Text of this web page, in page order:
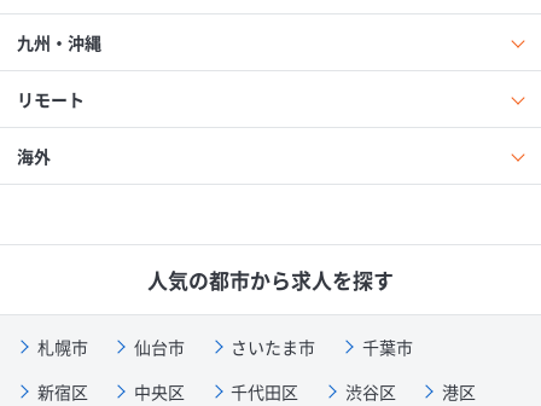
九州・沖縄
リモート
海外
人気の都市から求人を探す
札幌市 仙台市 さいたま市
千葉市
新宿区
中央区 千代田区 渋谷区
港区